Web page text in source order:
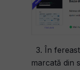
3. În
marcată din